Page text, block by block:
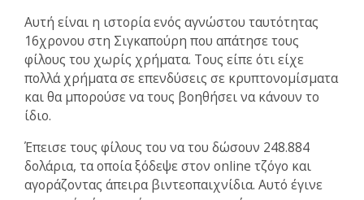
Αυτή είναι η ιστορία ενός αγνώστου ταυτότητας
16χρονου στη Σιγκαπούρη που απάτησε τους
φίλους του χωρίς χρήματα. Τους είπε ότι είχε
πολλά χρήματα σε επενδύσεις σε κρυπτονομίσματα
και θα μπορούσε να τους βοηθήσει να κάνουν το
ίδιο.
Έπεισε τους φίλους του να του δώσουν 248.884
δολάρια, τα οποία ξόδεψε στον online τζόγο και
αγοράζοντας άπειρα βιντεοπαιχνίδια. Αυτό έγινε